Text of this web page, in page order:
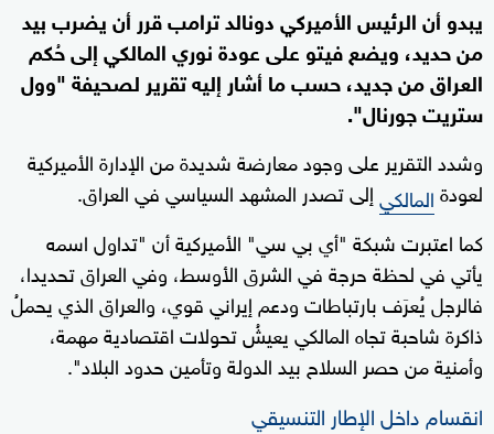
يبدو أن الرئيس الأميركي دونالد ترامب قرر أن يضرب بيد
من حديد، ويضع فيتو على عودة نوري المالكي إلى حُكم
العراق من جديد، حسب ما أشار إليه تقرير لصحيفة "وول
ستريت جورنال".
وشدد التقرير على وجود معارضة شديدة من الإدارة الأميركية
لعودةالمالكيإلى تصدر المشهد السياسي في العراق.
كما اعتبرت شبكة "أي بي سي" الأميركية أن "تداول اسمه
يأتي في لحظة حرجة في الشرق الأوسط، وفي العراق تحديدا،
فالرجل يُعرَف بارتباطات ودعم إيراني قوي، والعراق الذي يحملُ
ذاكرة شاحبة تجاه المالكي يعيشُ تحولات اقتصادية مهمة،
وأمنية من حصر السلاح بيد الدولة وتأمين حدود البلاد".
انقسام داخل الإطار التنسيقي